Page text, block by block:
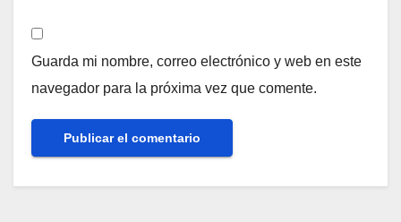
Guarda mi nombre, correo electrónico y web en este
navegador para la próxima vez que comente.